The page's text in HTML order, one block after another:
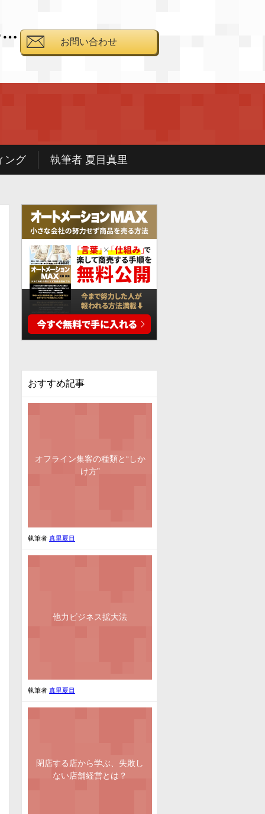
… お問い合わせ
ング 執筆者 夏目真里
おすすめ記事
オフライン集客の種類と“しか
け方”
執筆者 真里夏目
他力ビジネス拡大法
執筆者 真里夏目
閉店する店から学ぶ、失敗し
ない店舗経営とは？